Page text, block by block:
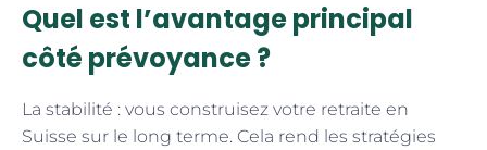
Quel est l’avantage principal
côté prévoyance ?
La stabilité : vous construisez votre retraite en
Suisse sur le long terme. Cela rend les stratégies